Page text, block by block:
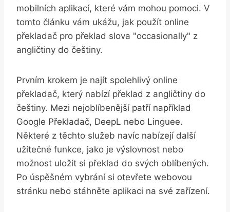
mobilních aplikací, které vám mohou pomoci. V
tomto článku vám ukážu, jak použít online
překladač pro překlad slova "occasionally" z
angličtiny do češtiny.
Prvním krokem je najít spolehlivý online
překladač, který nabízí překlad z angličtiny do
češtiny. Mezi nejoblíbenější patří například
Google Překladač, DeepL nebo Linguee.
Některé z těchto služeb navíc nabízejí další
užitečné funkce, jako je výslovnost nebo
možnost uložit si překlad do svých oblíbených.
Po úspěšném vybrání si otevřete webovou
stránku nebo stáhněte aplikaci na své zařízení.